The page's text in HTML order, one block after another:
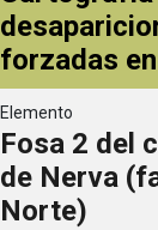
forzadas
Elemento
Fosa 2 del
de Nerva
Norte)